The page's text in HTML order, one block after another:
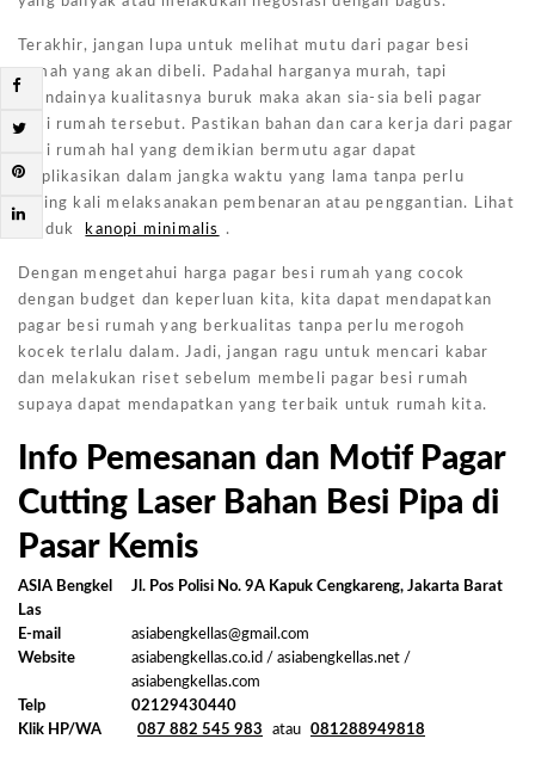
Terakhir, jangan lupa untuk melihat mutu dari pagar besi
rumah yang akan dibeli. Padahal harganya murah, tapi
seandainya kualitasnya buruk maka akan sia-sia beli pagar
besi rumah tersebut. Pastikan bahan dan cara kerja dari pagar
besi rumah hal yang demikian bermutu agar dapat
diaplikasikan dalam jangka waktu yang lama tanpa perlu
sering kali melaksanakan pembenaran atau penggantian. Lihat
produk
kanopi minimalis .
Dengan mengetahui harga pagar besi rumah yang cocok
dengan budget dan keperluan kita, kita dapat mendapatkan
pagar besi rumah yang berkualitas tanpa perlu merogoh
kocek terlalu dalam. Jadi, jangan ragu untuk mencari kabar
dan melakukan riset sebelum membeli pagar besi rumah
supaya dapat mendapatkan yang terbaik untuk rumah kita.
Info Pemesanan dan Motif Pagar
Cutting Laser Bahan Besi Pipa di
Pasar Kemis
ASIA Bengkel
Las
Jl. Pos Polisi No. 9A Kapuk Cengkareng, Jakarta Barat
E-mail
asiabengkellas@gmail.com
Website
asiabengkellas.co.id / asiabengkellas.net /
asiabengkellas.com
Telp
02129430440
Klik HP/WA
087 882 545 983 atau 081288949818